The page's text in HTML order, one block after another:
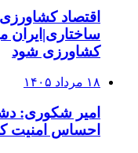
اقتصاد
کشاورزی شود
۱۸ مرداد ۱۴۰۵
امیر شکوری:
احساس امنیت